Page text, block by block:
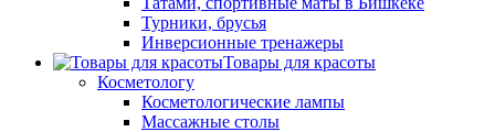
Турники, брусья
Инверсионные тренажеры
Товары для красоты
Косметологу
Косметологические лампы
Массажные столы